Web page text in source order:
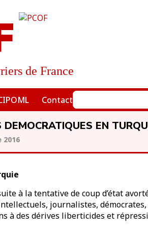
de France
Contact
EN
2016
à la tentative de coup d’état
journalistes, démocrates,
à des dérives liberticides et